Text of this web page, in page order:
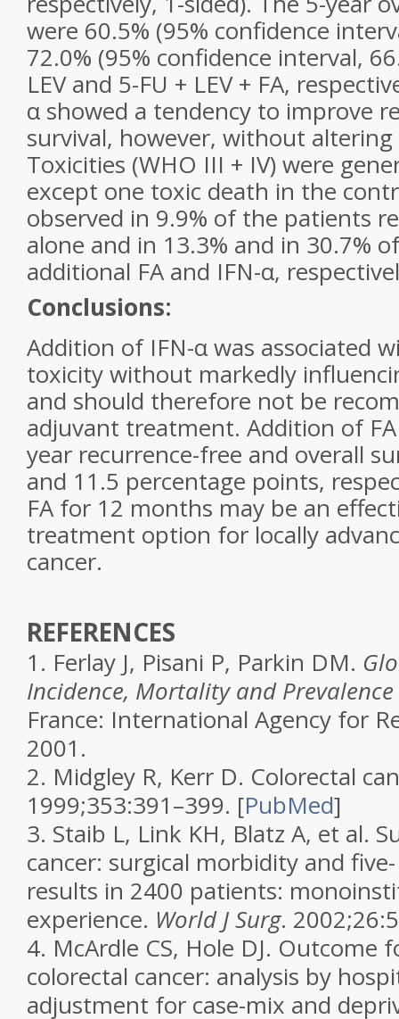
were 60.5% (95% confidence
72.0% (95% confidence interval,
LEV and 5-FU + LEV + FA,
α showed a tendency to improve
survival, however, without altering
Toxicities (WHO III + IV) were
except one toxic death in the
observed in 9.9% of the patients
alone and in 13.3% and in 30.7%
additional FA and IFN-α,
Conclusions:
Addition of IFN-α was associated
toxicity without markedly
and should therefore not be
adjuvant treatment. Addition of
year recurrence-free and overall
and 11.5 percentage points,
FA for 12 months may be an
treatment option for locally
cancer.
REFERENCES
1. Ferlay J, Pisani P, Parkin DM.
Incidence, Mortality and
France: International Agency for
2001.
2. Midgley R, Kerr D. Colorectal
1999;353:391–399. [PubMed]
3. Staib L, Link KH, Blatz A, et al.
cancer: surgical morbidity and
results in 2400 patients:
experience. World J Surg.
4. McArdle CS, Hole DJ. Outcome
colorectal cancer: analysis by
adjustment for case-mix and